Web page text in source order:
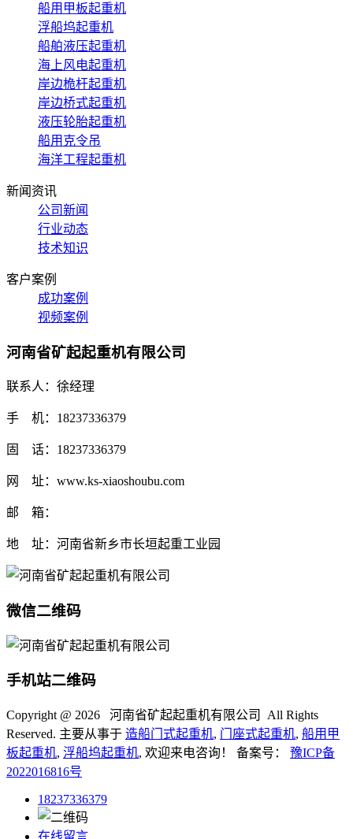
船用甲板起重机
浮船坞起重机
船舶液压起重机
海上风电起重机
岸边桅杆起重机
岸边桥式起重机
液压轮胎起重机
船用克令吊
海洋工程起重机
新闻资讯
公司新闻
行业动态
技术知识
客户案例
成功案例
视频案例
河南省矿起起重机有限公司
联系人：徐经理
手 机：18237336379
固 话：18237336379
网 址：www.ks-xiaoshoubu.com
邮 箱：
地 址：河南省新乡市长垣起重工业园
微信二维码
手机站二维码
Copyright @ 2026 河南省矿起起重机有限公司 All Rights
Reserved. 主要从事于 造船门式起重机, 门座式起重机, 船用甲
板起重机, 浮船坞起重机, 欢迎来电咨询！ 备案号： 豫ICP备
2022016816号
18237336379
在线留言